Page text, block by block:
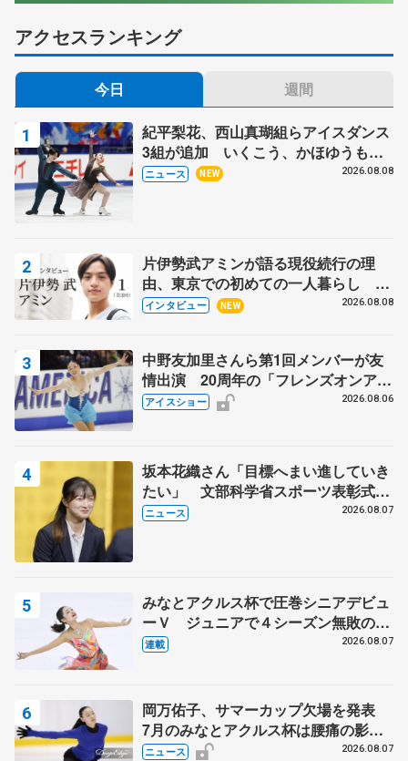
アクセスランキング
今日 週間
紀平梨花、西山真瑚組らアイスダンス
3組が追加 いくこう、かほゆうも、
木下グループ杯
ニュース NEW 2026.08.08
片伊勢武アミンが語る現役続行の理
由、東京での初めての一人暮らし 注
目スケーターの「今」に迫る
インタビュー NEW 2026.08.08
中野友加里さんら第1回メンバーが友
情出演 20周年の「フレンズオンアイ
ス」 宮本賢二さん、有川梨絵さん、
アイスショー 2026.08.06
坂本花織さん「目標へまい進していき
たい」 文部科学省スポーツ表彰式で
代表謝辞
ニュース 2026.08.07
みなとアクルス杯で圧巻シニアデビュ
ーＶ ジュニアで４シーズン無敗の島
田麻央
連載 2026.08.07
岡万佑子、サマーカップ欠場を発表
7月のみなとアクルス杯は腰痛の影響
で
ニュース 2026.08.07